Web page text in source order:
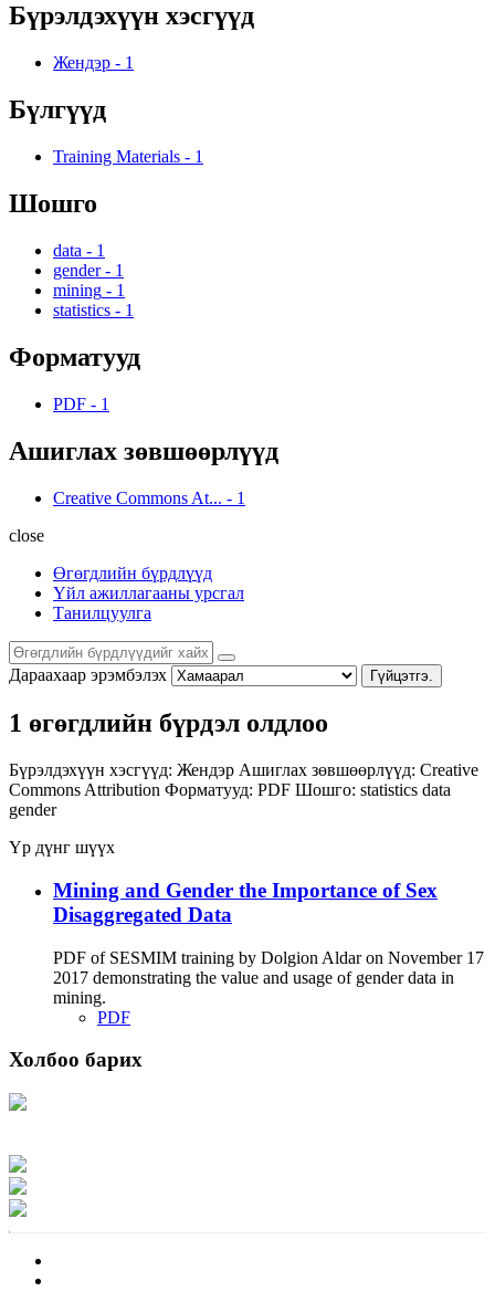
Бүрэлдэхүүн хэсгүүд
Жендэр - 1
Бүлгүүд
Training Materials - 1
Шошго
data - 1
gender - 1
mining - 1
statistics - 1
Форматууд
PDF - 1
Ашиглах зөвшөөрлүүд
Creative Commons At... - 1
close
Өгөгдлийн бүрдлүүд
Үйл ажиллагааны урсгал
Танилцуулга
Дараахаар эрэмбэлэх Гүйцэтгэ.
1 өгөгдлийн бүрдэл олдлоо
Бүрэлдэхүүн хэсгүүд: Жендэр Ашиглах зөвшөөрлүүд: Creative
Commons Attribution Форматууд: PDF Шошго: statistics data
gender
Үр дүнг шүүх
Mining and Gender the Importance of Sex
Disaggregated Data
PDF of SESMIM training by Dolgion Aldar on November 17
2017 demonstrating the value and usage of gender data in
mining.
PDF
Холбоо барих